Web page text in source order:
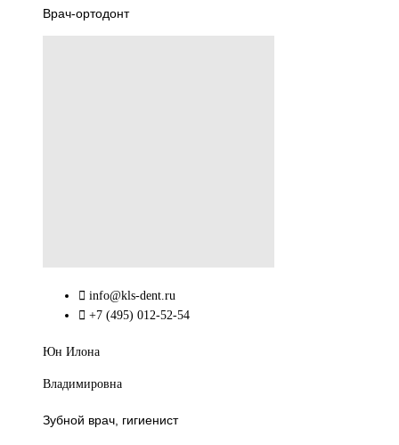
Врач-ортодонт
info@kls-dent.ru
+7 (495) 012-52-54
Юн Илона
Владимировна
Зубной врач, гигиенист